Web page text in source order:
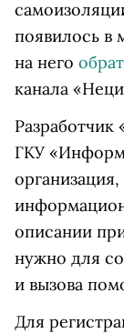
появилось в
на него
канала
ГКУ
описании
нужно для
и вызова
Для